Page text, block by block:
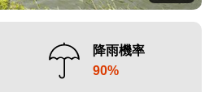
降雨機率
90%